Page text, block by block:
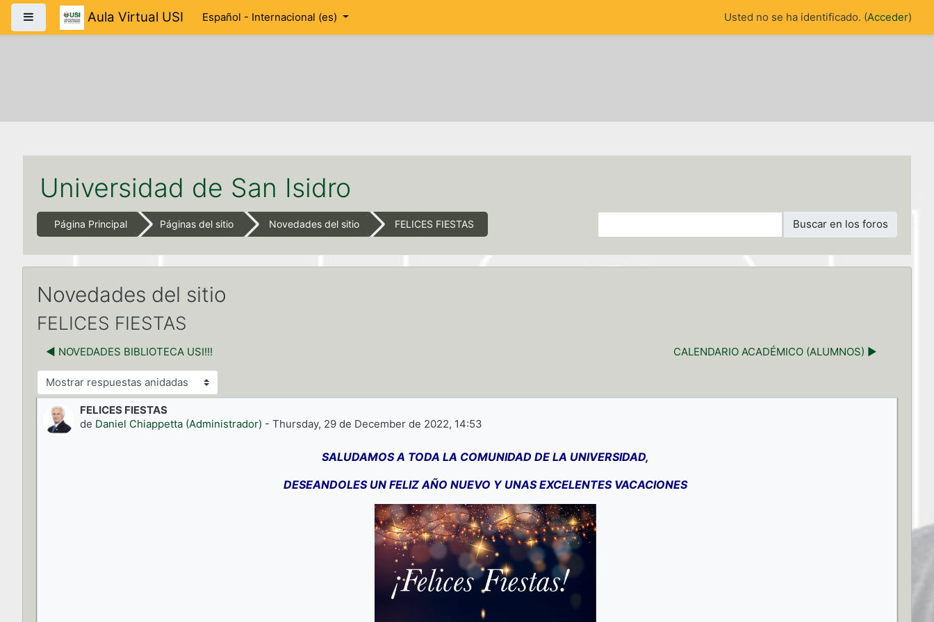
Salta al contenido principal
Panel lateralAula Virtual USI Español - Internacional ‎(es)‎ Usted no se ha identificado. (Acceder)
Universidad de San Isidro
Página Principal Páginas del sitio Novedades del sitio FELICES FIESTAS
Buscar en los foros
Novedades del sitio
FELICES FIESTAS
◀︎ NOVEDADES BIBLIOTECA USI!!! CALENDARIO ACADÉMICO (ALUMNOS) ▶︎
Mostrar modo
FELICES FIESTAS
de Daniel Chiappetta (Administrador) - Thursday, 29 de December de 2022, 14:53
Número de respuestas: 0
SALUDAMOS A TODA LA COMUNIDAD DE LA UNIVERSIDAD,
DESEANDOLES UN FELIZ AÑO NUEVO Y UNAS EXCELENTES VACACIONES